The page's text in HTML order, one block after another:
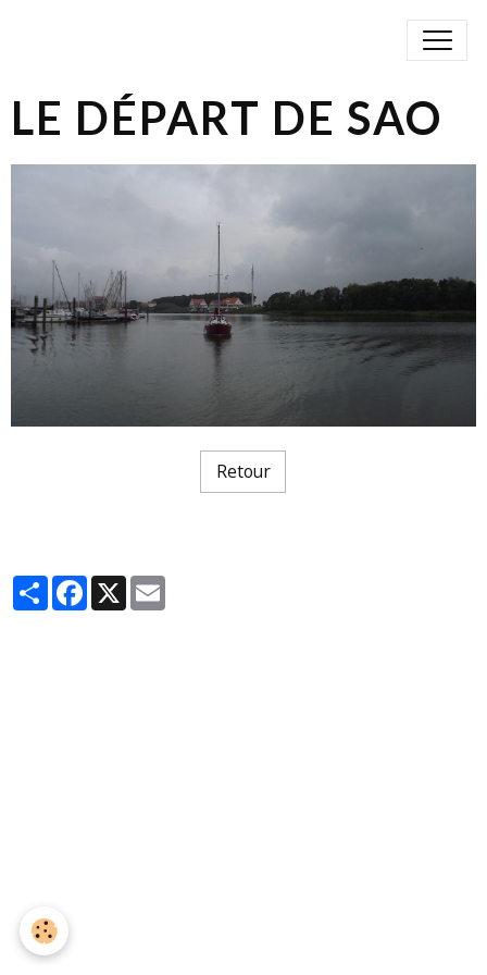
LE DÉPART DE SAO
Retour
PartagerFacebook
X